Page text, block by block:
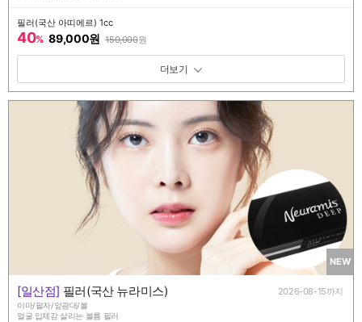
필러(국산 아띠에르) 1cc
40% 89,000원 150,000원
패키지 보기 토글
NEW
[일산점] 필러(국산 뉴라미스) 2026-08-15까지
이마/팔자/앞광대/볼
얼굴 입체감 살리는 볼륨 필러